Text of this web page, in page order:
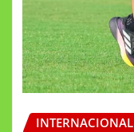
INTERNACIONAL